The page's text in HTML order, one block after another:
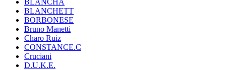
BLANCHA
BLANCHETT
BORBONESE
Bruno Manetti
Charo Ruiz
CONSTANCE.C
Cruciani
D.U.K.E.